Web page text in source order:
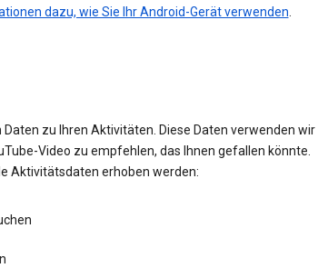
dazu, wie Sie Ihr Android-Gerät verwenden.
zu Ihren Aktivitäten. Diese Daten verwenden wir
Video zu empfehlen, das Ihnen gefallen könnte.
Aktivitätsdaten erhoben werden: